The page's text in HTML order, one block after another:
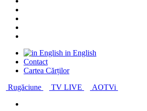
in English
Contact
Cartea Cărților
Rugăciune
TV LIVE AOTVi